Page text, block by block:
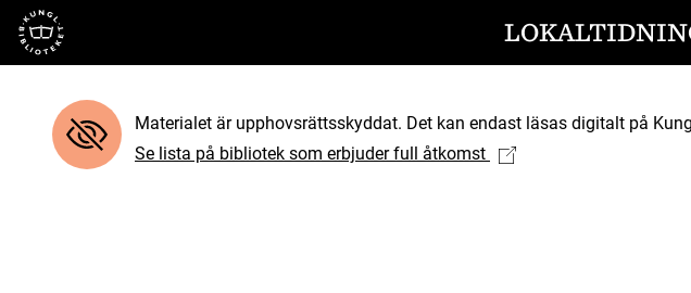
Till startsidan
Materialet är upphovsrättsskyddat. Det kan endast läsas digitalt på
Se lista på bibliotek som erbjuder full åtkomst